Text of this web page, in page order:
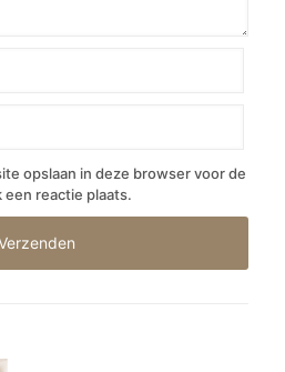
opslaan in deze browser voor de
reactie plaats.